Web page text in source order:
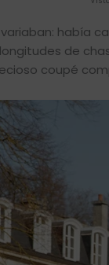
había
de
coupé